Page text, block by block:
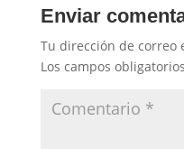
Enviar
Tu dirección de correo
Los campos